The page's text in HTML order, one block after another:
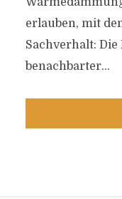
erlauben, mit
Sachverhalt:
benachbarter...